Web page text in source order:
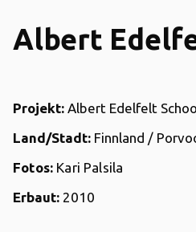
Albert
Projekt: Albert Edelfelt
Land/Stadt: Finnland /
Fotos: Kari Palsila
Erbaut: 2010